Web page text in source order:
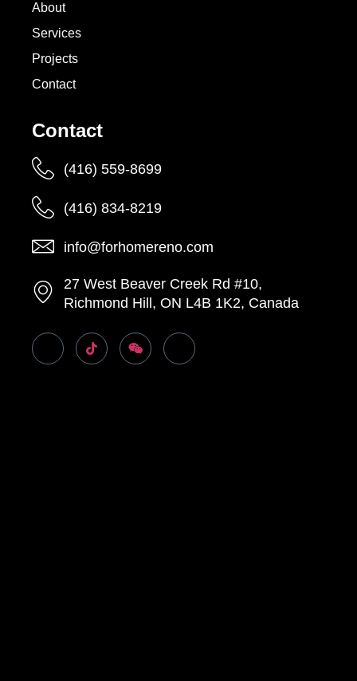
About
Services
Projects
Contact
Contact
(416) 559-8699
(416) 834-8219
info@forhomereno.com
27 West Beaver Creek Rd #10,
Richmond Hill, ON L4B 1K2, Canada